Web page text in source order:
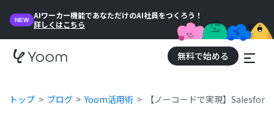
NEW
AIワーカー機能であなただけのAI社員をつくろう！
詳しくはこちら
無料で始める
トップ ブログ Yoom活用術 【ノーコードで実現】